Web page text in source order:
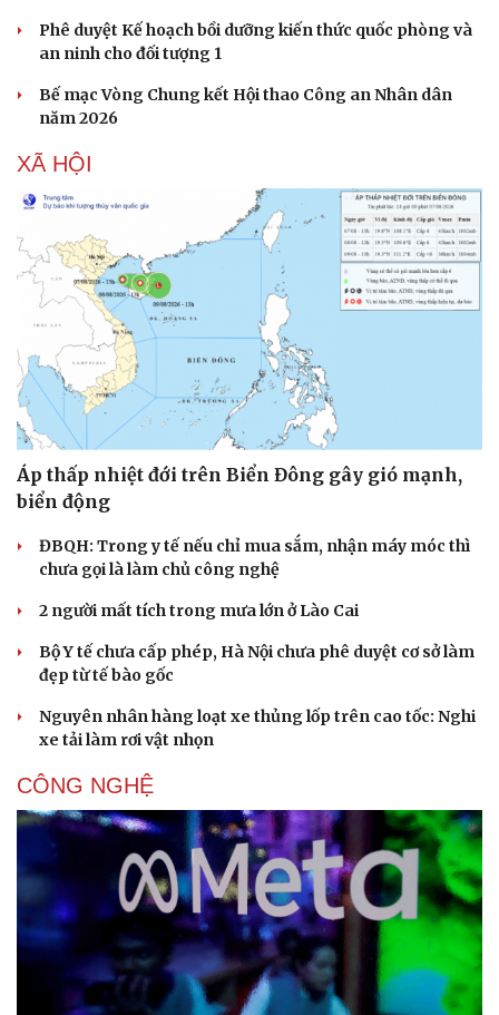
Nam khoa
Làm đẹp - giảm cân
Phòng mạch online
Ăn sạch sống khỏe
Phê duyệt Kế hoạch bồi dưỡng kiến thức quốc phòng và
an ninh cho đối tượng 1
Bế mạc Vòng Chung kết Hội thao Công an Nhân dân
năm 2026
XÃ HỘI
Áp thấp nhiệt đới trên Biển Đông gây gió mạnh,
biển động
ĐBQH: Trong y tế nếu chỉ mua sắm, nhận máy móc thì
chưa gọi là làm chủ công nghệ
2 người mất tích trong mưa lớn ở Lào Cai
Bộ Y tế chưa cấp phép, Hà Nội chưa phê duyệt cơ sở làm
đẹp từ tế bào gốc
Nguyên nhân hàng loạt xe thủng lốp trên cao tốc: Nghi
xe tải làm rơi vật nhọn
CÔNG NGHỆ